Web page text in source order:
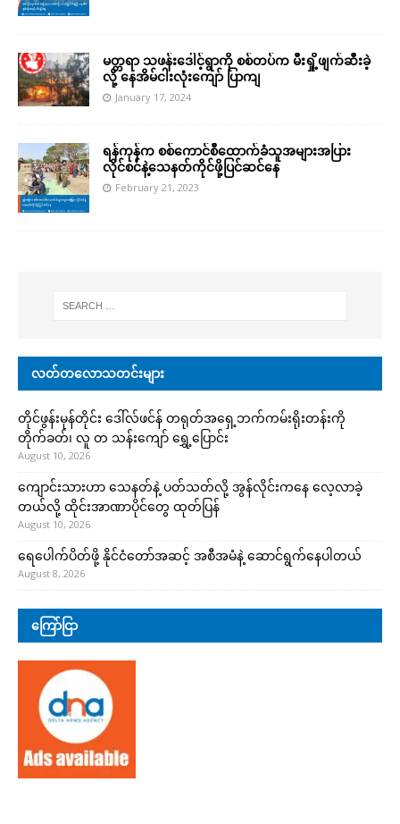
မတ္တရာ သဖန်းဒေါင့်ရွာကို စစ်တပ်က မီးရှို့ဖျက်ဆီးခဲ့
လို့ နေအိမ်ငါးလုံးကျော် ပြာကျ
January 17, 2024
ရန်ကုန်က စစ်ကောင်စီထောက်ခံသူအများအပြား
လိုင်စင်နဲ့သေနတ်ကိုင်ဖို့ပြင်ဆင်နေ
February 21, 2023
လတ်တလောသတင်းများ
တိုင်ဖွန်းမုန်တိုင်း ဒေါ်လ်ဖင်န် တရုတ်အရှေ့ဘက်ကမ်းရိုးတန်းကို
တိုက်ခတ်၊ လူ တ သန်းကျော် ရွှေ့ပြောင်း
August 10, 2026
ကျောင်းသားဟာ သေနတ်နဲ့ ပတ်သတ်လို့ အွန်လိုင်းကနေ လေ့လာခဲ့
တယ်လို့ ထိုင်းအာဏာပိုင်တွေ ထုတ်ပြန်
August 10, 2026
ရေပေါက်ပိတ်ဖို့ နိုင်ငံတော်အဆင့် အစီအမံနဲ့ ဆောင်ရွက်နေပါတယ်
August 8, 2026
ကြော်ငြာ